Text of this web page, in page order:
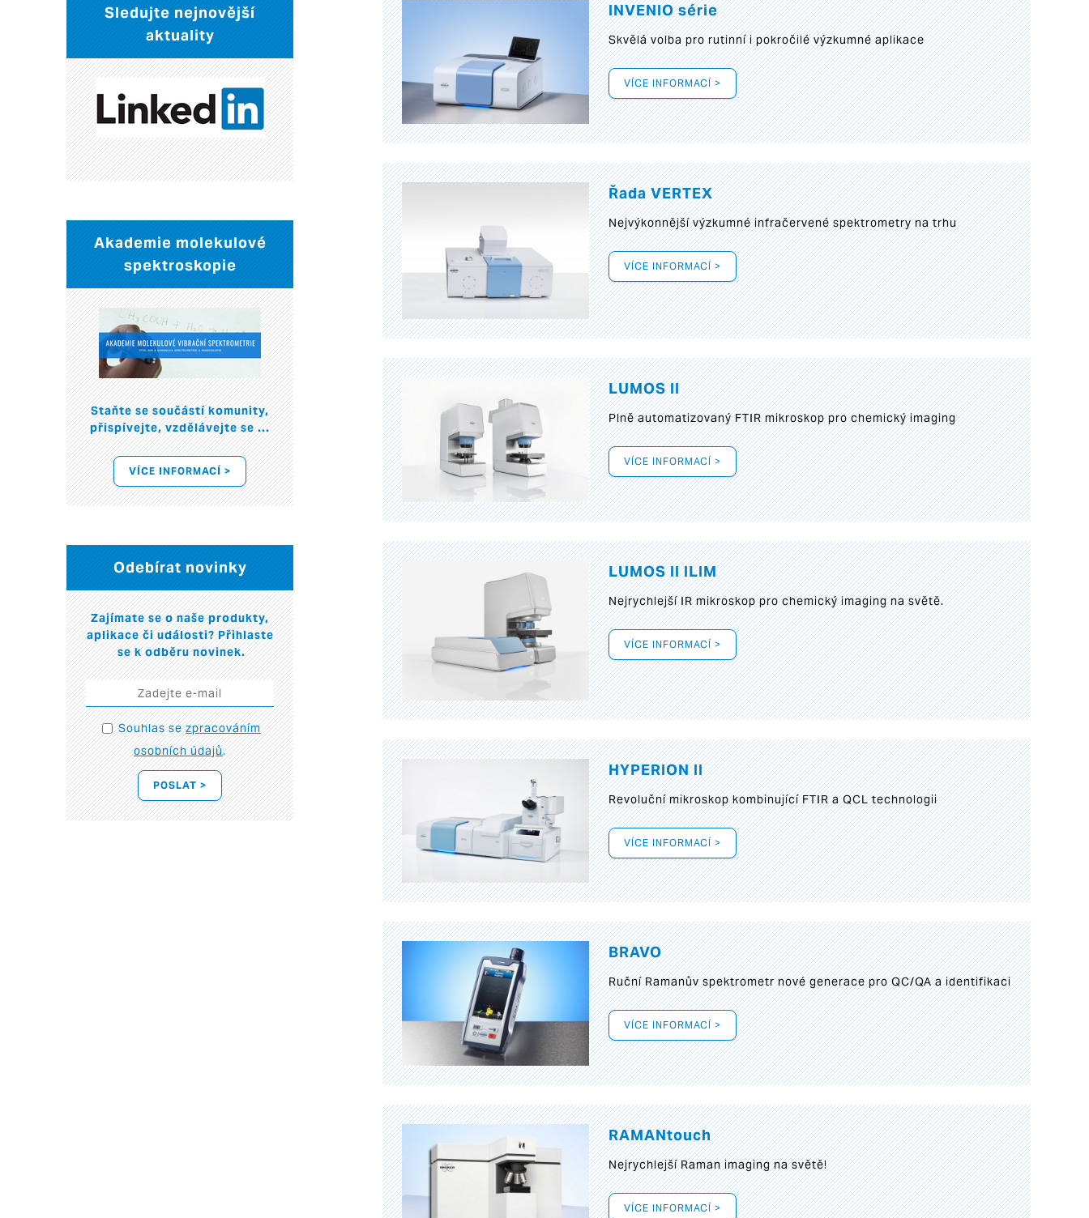
INVENIO série
Skvělá volba pro rutinní i pokročilé výzkumné aplikace
VÍCE INFORMACÍ >
Řada VERTEX
Nejvýkonnější výzkumné infračervené spektrometry na trhu
VÍCE INFORMACÍ >
LUMOS II
Plně automatizovaný FTIR mikroskop pro chemický imaging
VÍCE INFORMACÍ >
LUMOS II ILIM
Nejrychlejší IR mikroskop pro chemický imaging na světě.
VÍCE INFORMACÍ >
HYPERION II
Revoluční mikroskop kombinující FTIR a QCL technologii
VÍCE INFORMACÍ >
BRAVO
Ruční Ramanův spektrometr nové generace pro QC/QA a identifikaci
VÍCE INFORMACÍ >
RAMANtouch
Nejrychlejší Raman imaging na světě!
VÍCE INFORMACÍ >
Sledujte nejnovější
aktuality
Akademie molekulové
spektroskopie
Staňte se součástí komunity,
přispívejte, vzdělávejte se ...
VÍCE INFORMACÍ >
Odebírat novinky
Zajímate se o naše produkty,
aplikace či události? Přihlaste
se k odběru novinek.
Souhlas sezpracováním
osobních údajů.
POSLAT >